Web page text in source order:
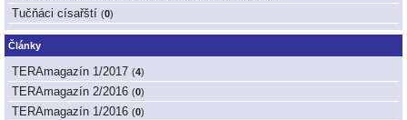
Tučňáci císařští (0)
Články
TERAmagazín 1/2017 (4)
TERAmagazín 2/2016 (0)
TERAmagazín 1/2016 (0)